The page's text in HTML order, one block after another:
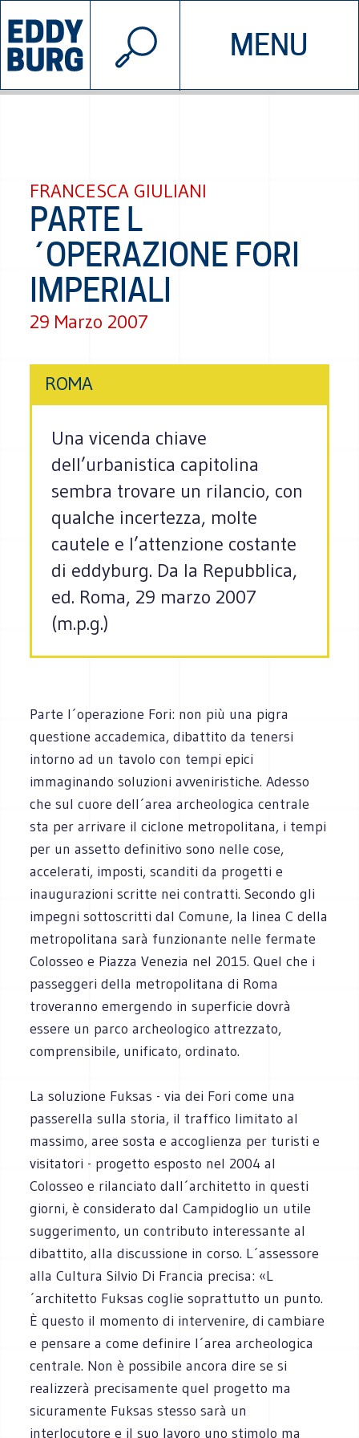
MENU
INIZIATIVE CHI SIAMO
© 2026 EDDYBURG
FRANCESCA GIULIANI
PARTE L
´OPERAZIONE FORI
IMPERIALI
29 Marzo 2007
ROMA
Una vicenda chiave
dell’urbanistica capitolina
sembra trovare un rilancio, con
qualche incertezza, molte
cautele e l’attenzione costante
di eddyburg. Da la Repubblica,
ed. Roma, 29 marzo 2007
(m.p.g.)
Parte l´operazione Fori: non più una pigra
questione accademica, dibattito da tenersi
intorno ad un tavolo con tempi epici
immaginando soluzioni avveniristiche. Adesso
che sul cuore dell´area archeologica centrale
sta per arrivare il ciclone metropolitana, i tempi
per un assetto definitivo sono nelle cose,
accelerati, imposti, scanditi da progetti e
inaugurazioni scritte nei contratti. Secondo gli
impegni sottoscritti dal Comune, la linea C della
metropolitana sarà funzionante nelle fermate
Colosseo e Piazza Venezia nel 2015. Quel che i
passeggeri della metropolitana di Roma
troveranno emergendo in superficie dovrà
essere un parco archeologico attrezzato,
comprensibile, unificato, ordinato.
La soluzione Fuksas - via dei Fori come una
passerella sulla storia, il traffico limitato al
massimo, aree sosta e accoglienza per turisti e
visitatori - progetto esposto nel 2004 al
Colosseo e rilanciato dall´architetto in questi
giorni, è considerato dal Campidoglio un utile
suggerimento, un contributo interessante al
dibattito, alla discussione in corso. L´assessore
alla Cultura Silvio Di Francia precisa: «L
´architetto Fuksas coglie soprattutto un punto.
È questo il momento di intervenire, di cambiare
e pensare a come definire l´area archeologica
centrale. Non è possibile ancora dire se si
realizzerà precisamente quel progetto ma
sicuramente Fuksas stesso sarà un
interlocutore e il suo lavoro uno stimolo ma